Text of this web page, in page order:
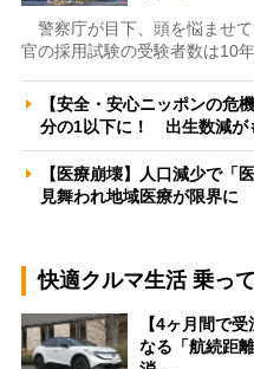
警察庁が目下、頭を悩ませ
官の採用試験の受験者数は10
【安全・安心ニッポンの危
分の1以下に！ 出生数減
【医療崩壊】人口減少で「
見舞われ地域医療が限界
快適クルマ生活 乗っ
【4ヶ月間で
なる「航続距